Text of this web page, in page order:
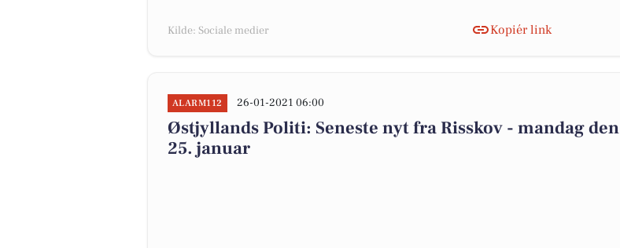
Kilde: Sociale medier Kopiér link
ALARM112 26-01-2021 06:00
Østjyllands Politi: Seneste nyt fra Risskov - mandag den
25. januar